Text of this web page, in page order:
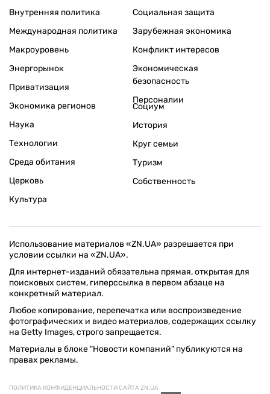
Внутренняя политика
Международная политика
Макроуровень
Энергорынок
Приватизация
Экономика регионов
Социальная защита
Зарубежная экономика
Конфликт интересов
Экономическая
безопасность
Персоналии
Наука
Технологии
Среда обитания
Церковь
Культура
Социум
История
Круг семьи
Туризм
Собственность
Использование материалов «ZN.UA» разрешается при
условии ссылки на «ZN.UA».
Для интернет-изданий обязательна прямая, открытая для
поисковых систем, гиперссылка в первом абзаце на
конкретный материал.
Любое копирование, перепечатка или воспроизведение
фотографических и видео материалов, содержащих ссылку
на Getty Images, строго запрещается.
Материалы в блоке "Новости компаний" публикуются на
правах рекламы.
ПОЛИТИКА КОНФИДЕНЦИАЛЬНОСТИ САЙТА ZN.UA